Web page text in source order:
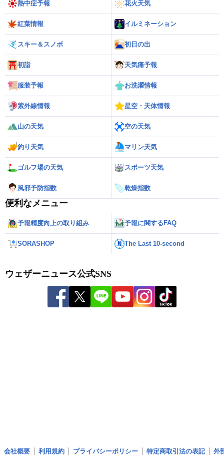
熱中症予報 花火天気
紅葉情報 イルミネーション
スキー＆スノボ 初日の出
初詣 天気痛予報
服装予報 お洗濯情報
紫外線情報 星空・天体情報
山の天気 空の天気
釣り天気 マリン天気
ゴルフ場の天気 スポーツ天気
風邪予防指数 乾燥指数
便利なメニュー
予報精度向上の取り組み 予報に関するFAQ
SORASHOP The Last 10-second
ウェザーニュース公式SNS
会社概要 利用規約 プライバシーポリシー 特定商取引法の表記 外